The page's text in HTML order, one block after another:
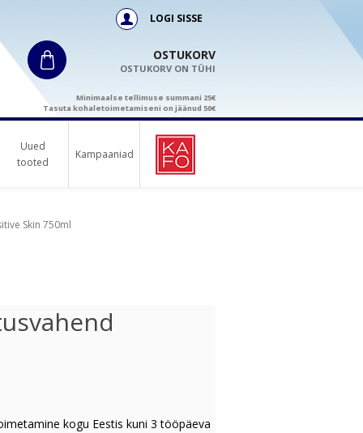
LOGI SISSE
OSTUKORV
OSTUKORV ON TÜHI
Minimaalse tellimuse summani 25€
Tasuta kohaletoimetamiseni on jäänud 50€
Uued
tooted
Kampaaniad
Skin 750ml
kogu Eestis kuni 3 tööpäeva